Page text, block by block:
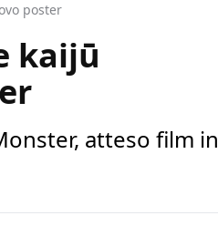
poster
kaijū
atteso film in